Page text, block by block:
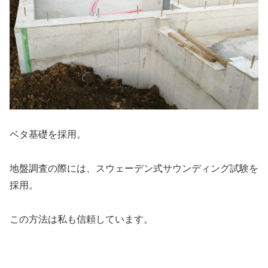
ベタ基礎を採用。
地盤調査の際には、スウェーデン式サウンディング試験を
採用。
この方法は私も信頼しています。